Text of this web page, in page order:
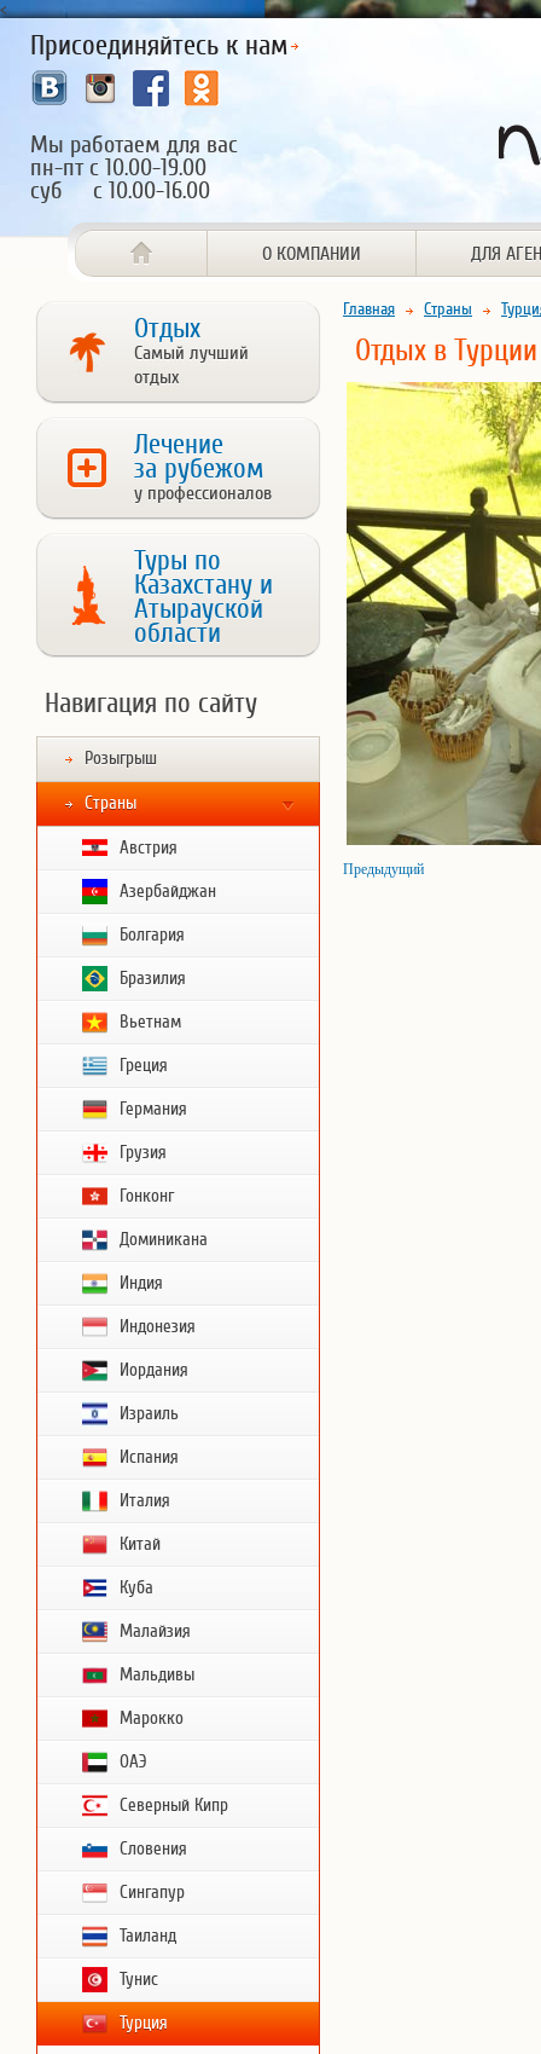
<
Присоединяйтесь к нам
Мы работаем для вас
пн-пт с 10.00-19.00
суб с 10.00-16.00
О КОМПАНИИ ДЛЯ
Отдых
Самый лучший
отдых
Лечение
за рубежом
у профессионалов
Туры по
Казахстану и
Атырауской
области
Навигация по сайту
Розыгрыш
Страны
Австрия
Азербайджан
Болгария
Бразилия
Вьетнам
Греция
Германия
Грузия
Гонконг
Доминикана
Индия
Индонезия
Иордания
Израиль
Испания
Италия
Китай
Куба
Малайзия
Мальдивы
Марокко
ОАЭ
Северный Кипр
Словения
Сингапур
Таиланд
Тунис
Турция
Главная Страны
Отдых в
Предыдущий